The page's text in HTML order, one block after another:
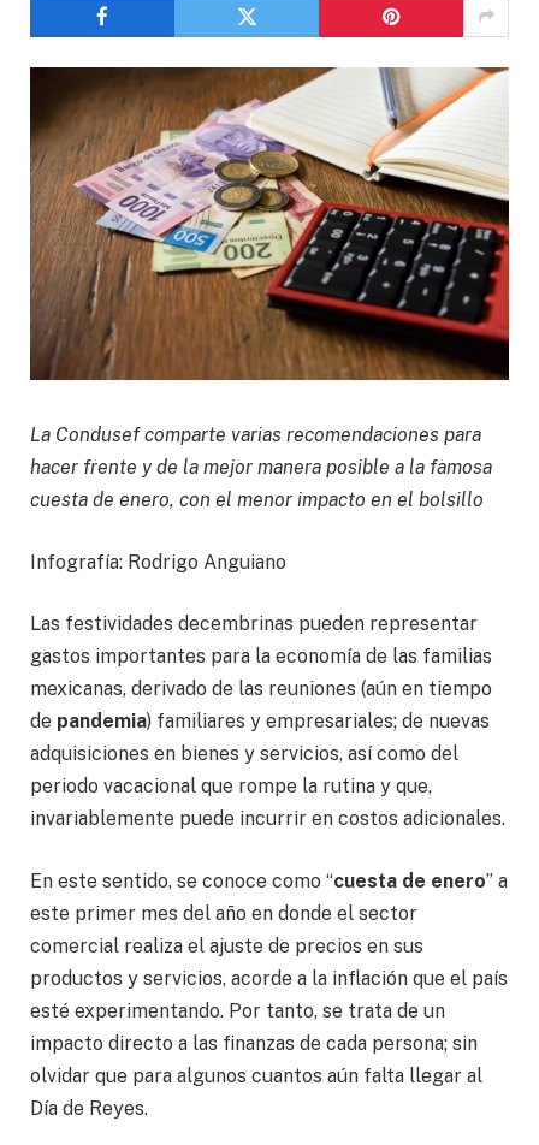
La Condusef comparte varias recomendaciones para
hacer frente y de la mejor manera posible a la famosa
cuesta de enero, con el menor impacto en el bolsillo
Infografía: Rodrigo Anguiano
Las festividades decembrinas pueden representar
gastos importantes para la economía de las familias
mexicanas, derivado de las reuniones (aún en tiempo
de pandemia) familiares y empresariales; de nuevas
adquisiciones en bienes y servicios, así como del
periodo vacacional que rompe la rutina y que,
invariablemente puede incurrir en costos adicionales.
En este sentido, se conoce como “cuesta de enero” a
este primer mes del año en donde el sector
comercial realiza el ajuste de precios en sus
productos y servicios, acorde a la inflación que el país
esté experimentando. Por tanto, se trata de un
impacto directo a las finanzas de cada persona; sin
olvidar que para algunos cuantos aún falta llegar al
Día de Reyes.